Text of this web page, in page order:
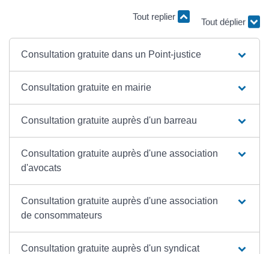
Tout replier
Tout déplier
Consultation gratuite dans un Point-justice
Consultation gratuite en mairie
Consultation gratuite auprès d'un barreau
Consultation gratuite auprès d'une association
d'avocats
Consultation gratuite auprès d'une association
de consommateurs
Consultation gratuite auprès d'un syndicat